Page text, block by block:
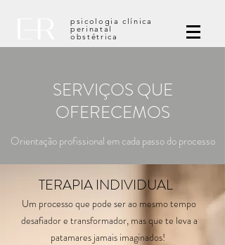
psicologia clínica
perinatal
obstétrica
SERVIÇOS QUE
OFERECEMOS
Orientação profissional em cada passo do processo
TERAPIA INDIVIDUAL
Um processo que pode ser ao mesmo tempo
desafiador e transformador, mas que te leva a
patamares jamais imaginados!